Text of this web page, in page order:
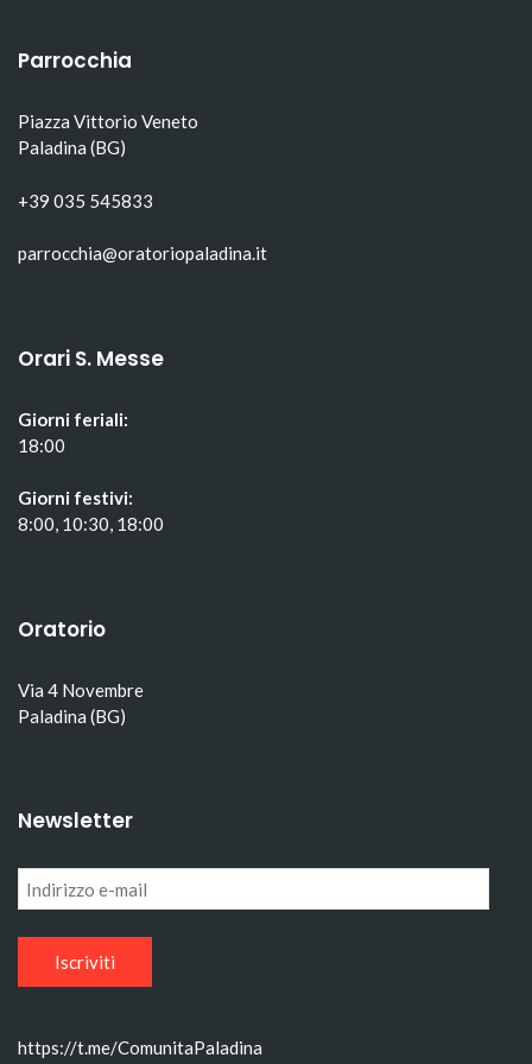
Parrocchia
Piazza Vittorio Veneto
Paladina (BG)
+39 035 545833
parrocchia@oratoriopaladina.it
Orari S. Messe
Giorni feriali:
18:00
Giorni festivi:
8:00, 10:30, 18:00
Oratorio
Via 4 Novembre
Paladina (BG)
Newsletter
Indirizzo
e-
mail
https://t.me/ComunitaPaladina